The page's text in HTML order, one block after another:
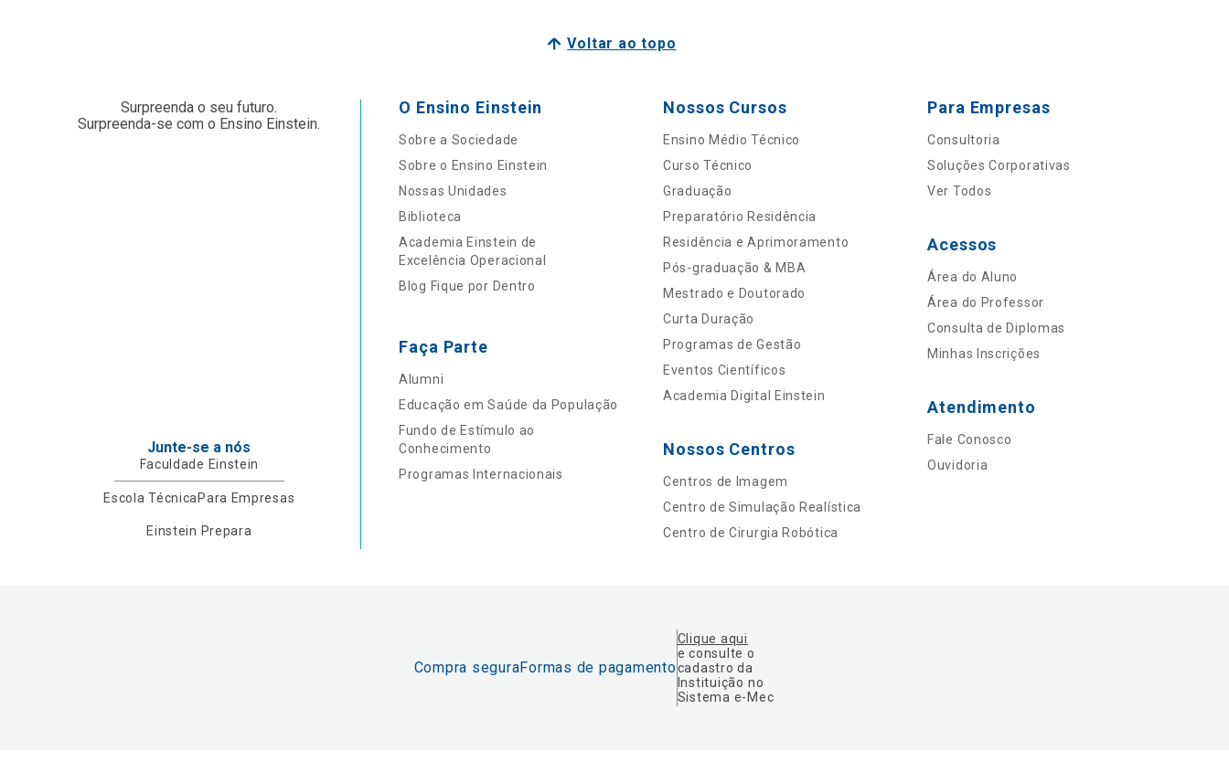
Voltar ao topo
Surpreenda o seu futuro.
Surpreenda-se com o Ensino Einstein.
Junte-se a nós
Faculdade Einstein
Escola Técnica Para Empresas
Einstein Prepara
O Ensino Einstein
Sobre a Sociedade
Sobre o Ensino Einstein
Nossas Unidades
Biblioteca
Academia Einstein de
Excelência Operacional
Blog Fique por Dentro
Faça Parte
Alumni
Educação em Saúde da População
Fundo de Estímulo ao
Conhecimento
Programas Internacionais
Nossos Cursos
Ensino Médio Técnico
Curso Técnico
Graduação
Preparatório Residência
Residência e Aprimoramento
Pós-graduação & MBA
Mestrado e Doutorado
Curta Duração
Programas de Gestão
Eventos Científicos
Academia Digital Einstein
Nossos Centros
Centros de Imagem
Centro de Simulação Realística
Centro de Cirurgia Robótica
Para Empresas
Consultoria
Soluções Corporativas
Ver Todos
Acessos
Área do Aluno
Área do Professor
Consulta de Diplomas
Minhas Inscrições
Atendimento
Fale Conosco
Ouvidoria
Compra seguraFormas de pagamento
Clique aqui
e consulte o
cadastro da
Instituição no
Sistema e-Mec